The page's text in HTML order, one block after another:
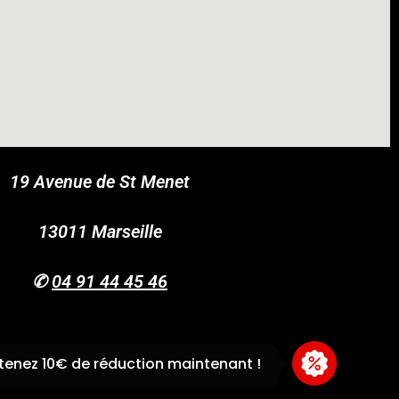
19 Avenue de St Menet
13011 Marseille
✆04 91 44 45 46
10€ de réduction maintenant !